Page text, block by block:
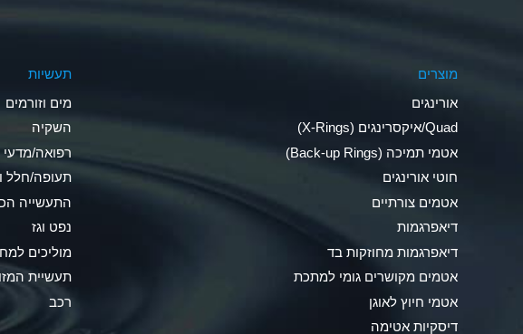
Ammonia Anhydrous
D
Ammonia Gas (hot)
D
Ammonium Carbonate (Aqueous)
Ammonium Chloride (Aqueous)
A
Ammonium Hydroxide (conc.)
B
Ammonium Nitrate (Aqueous)
מוצרים
אורינגים
Quad/איקסרינגים (X-Rings)
אטמי תמיכה (Back-up Rings)
חוטי אורינגים
אטמים צורתיים
דיאפרגמות
דיאפרגמות מחוזקות בד
אטמים מקושרים גומי למתכת
אטמי חיוץ לאוגן
דיסקיות אטימה
תעשיות
מים וזורמים
השקיה
רפואה/מדעי
תעופה/חלל
התעשייה
נפט וגז
מוליכים
תעשיית
רכב